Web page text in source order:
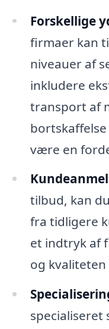
Forskellige
firmaer kan
niveauer af
inkludere
transport af
være en
tilbud, kan
fra tidligere
et indtryk af
og
specialiseret